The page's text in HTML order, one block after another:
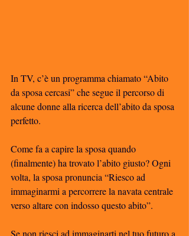
In TV, c’è un programma chiamato “Abito
da sposa cercasi” che segue il percorso di
alcune donne alla ricerca dell’abito da sposa
perfetto.
Come fa a capire la sposa quando
(finalmente) ha trovato l’abito giusto? Ogni
volta, la sposa pronuncia “Riesco ad
immaginarmi a percorrere la navata centrale
verso altare con indosso questo abito”.
Se non riesci ad immaginarti nel tuo futuro a